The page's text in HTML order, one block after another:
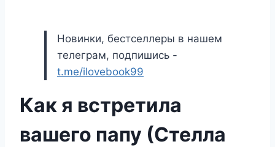
Новинки, бестселлеры в нашем
телеграм, подпишись -
t.me/ilovebook99
Как я встретила
вашего папу (Стелла